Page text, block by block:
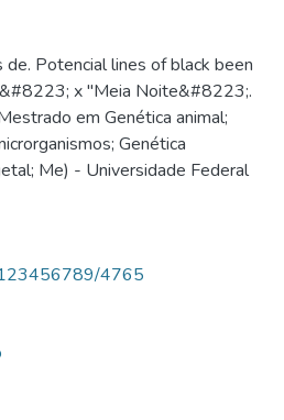
Potencial lines of black been
x "Meia Noite&#8223;.
em Genética animal;
Genética
Me) - Universidade Federal
4765